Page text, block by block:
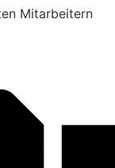
Mitarbeitern